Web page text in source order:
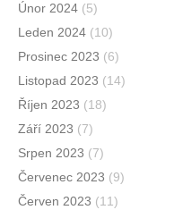
Únor 2024 (5)
Leden 2024 (10)
Prosinec 2023 (6)
Listopad 2023 (14)
Říjen 2023 (18)
Září 2023 (7)
Srpen 2023 (7)
Červenec 2023 (9)
Červen 2023 (11)